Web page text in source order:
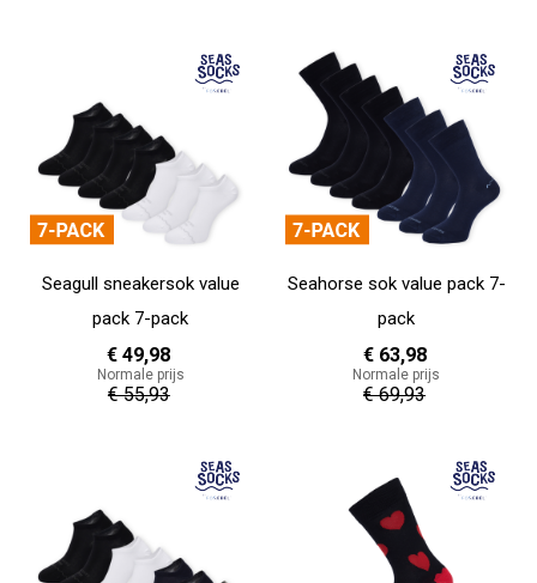
In Winkelwagen
Seagull sneakersok value
pack 7-pack
€ 49,98
Normale prijs
€ 55,93
In Winkelwagen
Seahorse sok value pack 7-
pack
€ 63,98
Normale prijs
€ 69,93
In Winkelwagen